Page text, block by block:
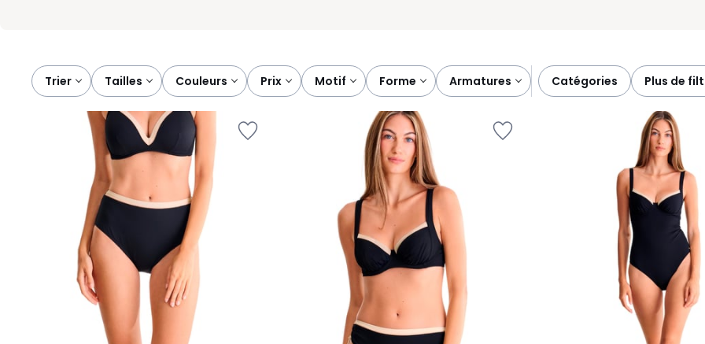
Trier
tailles couleurs prix motif forme armatures catégories plus de